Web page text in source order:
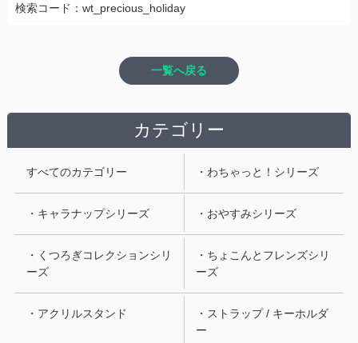
検索コード：wt_precious_holiday
一覧へ戻る
カテゴリー
すべてのカテゴリー ・わちゃっと！シリーズ
・キャラナップシリーズ ・おやすみシリーズ
・くつろぎコレクションシリ
ーズ
・ちょこんとフレンズシリ
ーズ
・アクリルスタンド
・ストラップ / キーホルダ
ー